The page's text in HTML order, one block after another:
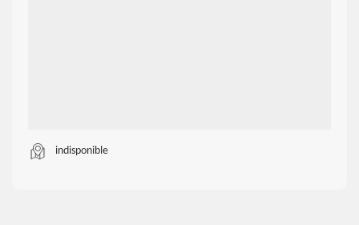
indisponible